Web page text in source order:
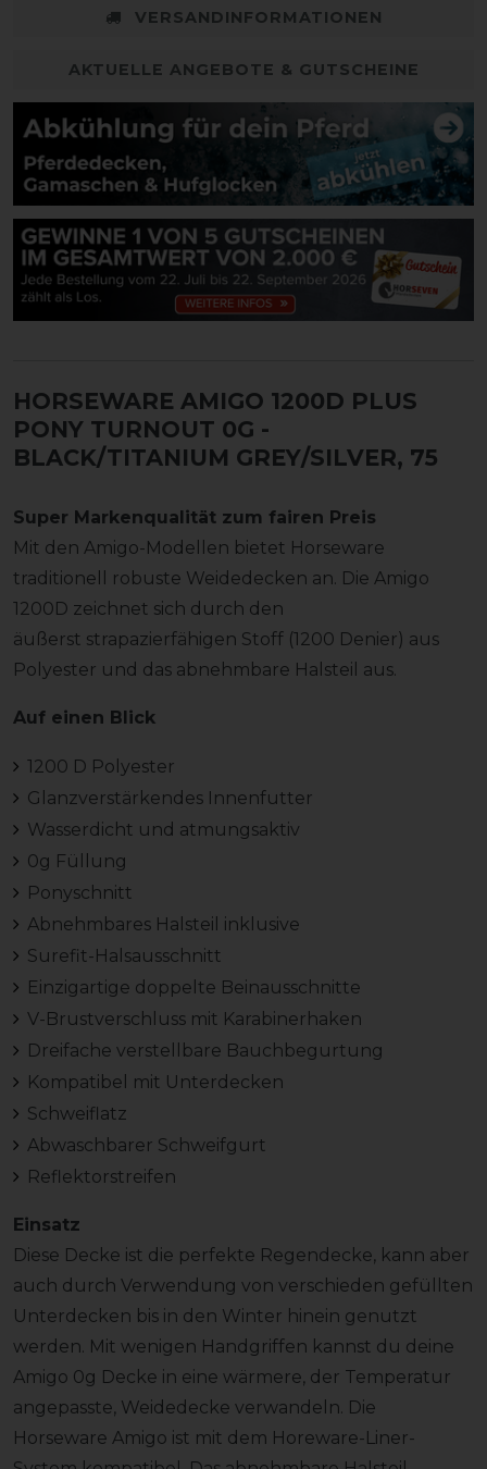
VERSANDINFORMATIONEN
AKTUELLE ANGEBOTE & GUTSCHEINE
HORSEWARE AMIGO 1200D PLUS
PONY TURNOUT 0G -
BLACK/TITANIUM GREY/SILVER, 75
Super Markenqualität zum fairen Preis
Mit den Amigo-Modellen bietet Horseware
traditionell robuste Weidedecken an. Die Amigo
1200D zeichnet sich durch den
äußerst strapazierfähigen Stoff (1200 Denier) aus
Polyester und das abnehmbare Halsteil aus.
Auf einen Blick
1200 D Polyester
Glanzverstärkendes Innenfutter
Wasserdicht und atmungsaktiv
0g Füllung
Ponyschnitt
Abnehmbares Halsteil inklusive
Surefit-Halsausschnitt
Einzigartige doppelte Beinausschnitte
V-Brustverschluss mit Karabinerhaken
Dreifache verstellbare Bauchbegurtung
Kompatibel mit Unterdecken
Schweiflatz
Abwaschbarer Schweifgurt
Reflektorstreifen
Einsatz
Diese Decke ist die perfekte Regendecke, kann aber
auch durch Verwendung von verschieden gefüllten
Unterdecken bis in den Winter hinein genutzt
werden. Mit wenigen Handgriffen kannst du deine
Amigo 0g Decke in eine wärmere, der Temperatur
angepasste, Weidedecke verwandeln. Die
Horseware Amigo ist mit dem Horeware-Liner-